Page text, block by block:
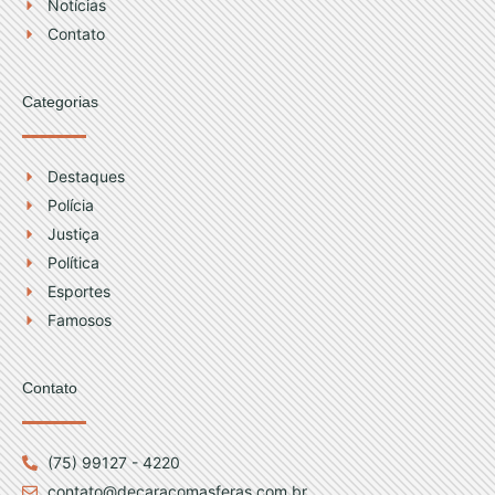
m
Notícias
Contato
Categorias
Destaques
Polícia
Justiça
Política
Esportes
Famosos
Contato
(75) 99127 - 4220
contato@decaracomasferas.com.br